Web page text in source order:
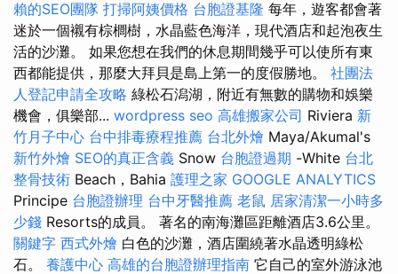
賴的SEO團隊 打掃阿姨價格 台胞證基隆 每年，遊客都會著
迷於一個襯有棕櫚樹，水晶藍色海洋，現代酒店和起泡夜生
活的沙灘。 如果您想在我們的休息期間幾乎可以使所有東
西都能提供，那麼大拜貝是島上第一的度假勝地。 社團法
人登記申請全攻略 綠松石潟湖，附近有無數的購物和娛樂
機會，俱樂部... wordpress seo 高雄搬家公司 Riviera 新
竹月子中心 台中排毒療程推薦 台北外燴 Maya/Akumal's
新竹外燴 SEO的真正含義 Snow 台胞證過期 -White 台北
整骨技術 Beach，Bahia 護理之家 GOOGLE ANALYTICS
Principe 台胞證辦理 台中牙醫推薦 老鼠 居家清潔一小時多
少錢 Resorts的成員。 著名的南海灘區距離酒店3.6公里。
關鍵字 西式外燴 白色的沙灘，酒店圍繞著水晶透明綠松
石。 養護中心 高雄的台胞證辦理指南 它自己的室外游泳池